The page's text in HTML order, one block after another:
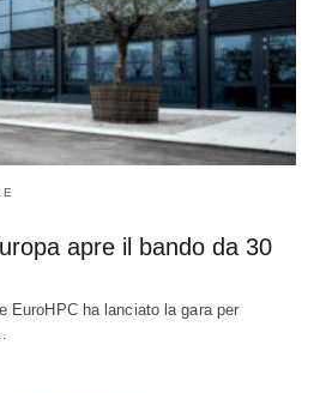
apre il bando da 30
EuroHPC ha lanciato la gara per